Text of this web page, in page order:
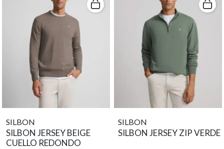
SILBON
SILBON JERSEY BEIGE
CUELLO REDONDO
SILBON
SILBON JERSEY ZIP VERDE